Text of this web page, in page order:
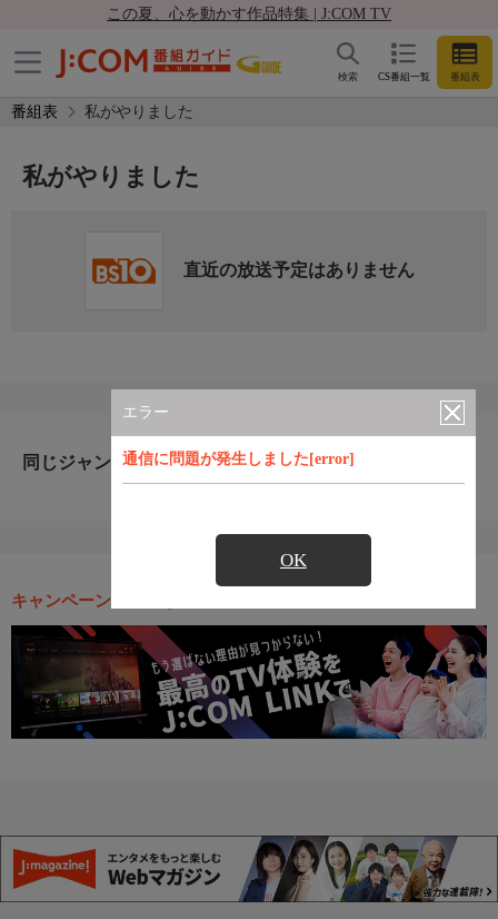
この夏、心を動かす作品特集 | J:COM TV
CS番組一覧 番組表
検索
番組表 私がやりました
エラー
通信に問題が発生しました[error]
OK
私がやりました
直近の放送予定はありません
同じジャンルのおすすめ番組
キャンペーン・お得な情報